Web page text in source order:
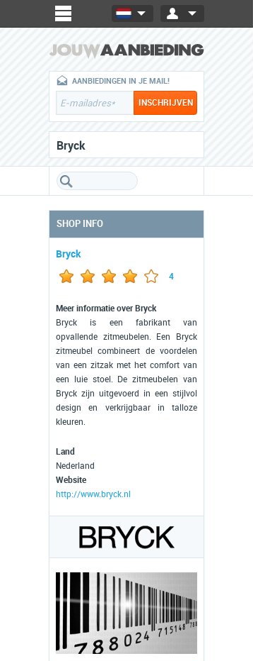
AANBIEDINGEN IN JE MAIL!
Bryck
SHOP INFO
Bryck
4
Meer informatie over Bryck
Bryck is een fabrikant van
opvallende zitmeubelen. Een Bryck
zitmeubel combineert de voordelen
van een zitzak met het comfort van
een luie stoel. De zitmeubelen van
Bryck zijn uitgevoerd in een stijlvol
design en verkrijgbaar in talloze
kleuren.
Land
Nederland
Website
http://www.bryck.nl